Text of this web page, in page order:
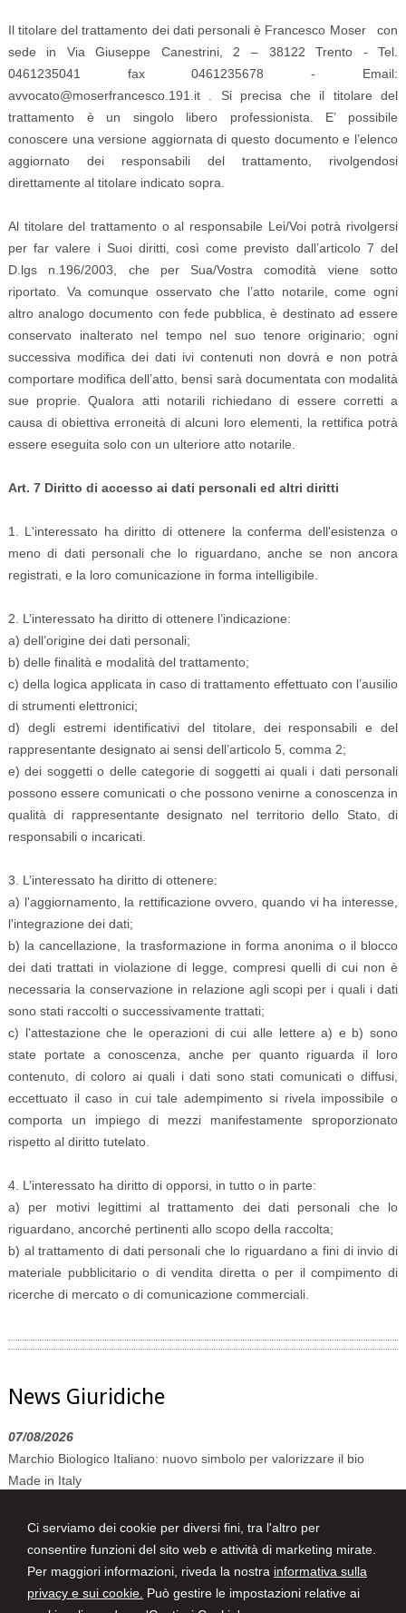
Ci serviamo dei cookie per diversi fini, tra l'altro per
consentire funzioni del sito web e attività di marketing mirate.
Per maggiori informazioni, riveda la nostra informativa sulla
privacy e sui cookie. Può gestire le impostazioni relative ai
Il titolare del trattamento dei dati personali è Francesco Moser con
sede in Via Giuseppe Canestrini, 2 – 38122 Trento - Tel.
0461235041 fax 0461235678 - Email:
avvocato@moserfrancesco.191.it . Si precisa che il titolare del
trattamento è un singolo libero professionista. E’ possibile
conoscere una versione aggiornata di questo documento e l’elenco
aggiornato dei responsabili del trattamento, rivolgendosi
direttamente al titolare indicato sopra.
Al titolare del trattamento o al responsabile Lei/Voi potrà rivolgersi
per far valere i Suoi diritti, così come previsto dall’articolo 7 del
D.lgs n.196/2003, che per Sua/Vostra comodità viene sotto
riportato. Va comunque osservato che l’atto notarile, come ogni
altro analogo documento con fede pubblica, è destinato ad essere
conservato inalterato nel tempo nel suo tenore originario; ogni
successiva modifica dei dati ivi contenuti non dovrà e non potrà
comportare modifica dell’atto, bensì sarà documentata con modalità
sue proprie. Qualora atti notarili richiedano di essere corretti a
causa di obiettiva erroneità di alcuni loro elementi, la rettifica potrà
essere eseguita solo con un ulteriore atto notarile.
Art. 7 Diritto di accesso ai dati personali ed altri diritti
1. L'interessato ha diritto di ottenere la conferma dell'esistenza o
meno di dati personali che lo riguardano, anche se non ancora
registrati, e la loro comunicazione in forma intelligibile.
2. L’interessato ha diritto di ottenere l’indicazione:
a) dell’origine dei dati personali;
b) delle finalità e modalità del trattamento;
c) della logica applicata in caso di trattamento effettuato con l’ausilio
di strumenti elettronici;
d) degli estremi identificativi del titolare, dei responsabili e del
rappresentante designato ai sensi dell’articolo 5, comma 2;
e) dei soggetti o delle categorie di soggetti ai quali i dati personali
possono essere comunicati o che possono venirne a conoscenza in
qualità di rappresentante designato nel territorio dello Stato, di
responsabili o incaricati.
3. L’interessato ha diritto di ottenere:
a) l'aggiornamento, la rettificazione ovvero, quando vi ha interesse,
l'integrazione dei dati;
b) la cancellazione, la trasformazione in forma anonima o il blocco
dei dati trattati in violazione di legge, compresi quelli di cui non è
necessaria la conservazione in relazione agli scopi per i quali i dati
sono stati raccolti o successivamente trattati;
c) l'attestazione che le operazioni di cui alle lettere a) e b) sono
state portate a conoscenza, anche per quanto riguarda il loro
contenuto, di coloro ai quali i dati sono stati comunicati o diffusi,
eccettuato il caso in cui tale adempimento si rivela impossibile o
comporta un impiego di mezzi manifestamente sproporzionato
rispetto al diritto tutelato.
4. L’interessato ha diritto di opporsi, in tutto o in parte:
a) per motivi legittimi al trattamento dei dati personali che lo
riguardano, ancorché pertinenti allo scopo della raccolta;
b) al trattamento di dati personali che lo riguardano a fini di invio di
materiale pubblicitario o di vendita diretta o per il compimento di
ricerche di mercato o di comunicazione commerciali.
News Giuridiche
07/08/2026
Marchio Biologico Italiano: nuovo simbolo per valorizzare il bio
Made in Italy
AI Act: ok definitivo ai decreti su governance e attività di polizia. Il
Cdm vara la riforma del sistema 231
07/08/2026
Volo in ritardo o cancellato: la pronuncia del Giudice di Pace di